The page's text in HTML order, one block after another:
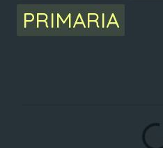
PRIMARIA